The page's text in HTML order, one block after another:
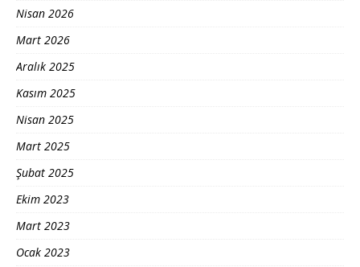
Nisan 2026
Mart 2026
Aralık 2025
Kasım 2025
Nisan 2025
Mart 2025
Şubat 2025
Ekim 2023
Mart 2023
Ocak 2023